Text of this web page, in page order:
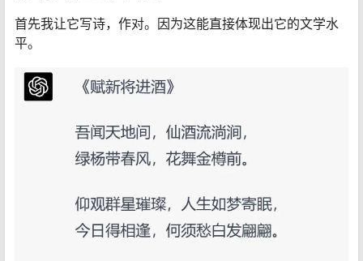
首先我让它写诗，作对。因为这能直接体现出它的文学水
平。